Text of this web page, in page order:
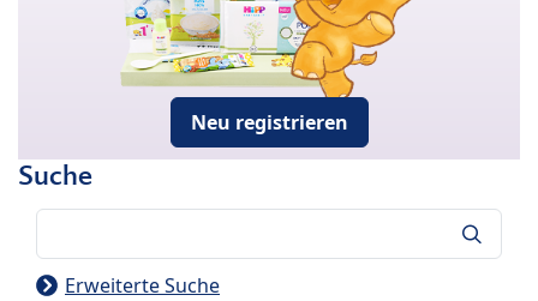
Neu registrieren
Suche
Erweiterte Suche